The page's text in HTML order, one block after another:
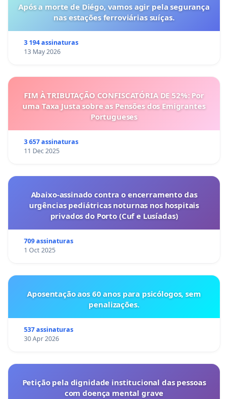
Após a morte de Diégo, vamos agir pela segurança
nas estações ferroviárias suíças.
3 194 assinaturas
13 May 2026
FIM À TRIBUTAÇÃO CONFISCATÓRIA DE 52%: Por
uma Taxa Justa sobre as Pensões dos Emigrantes
Portugueses
3 657 assinaturas
11 Dec 2025
Abaixo-assinado contra o encerramento das
urgências pediátricas noturnas nos hospitais
privados do Porto (Cuf e Lusíadas)
709 assinaturas
1 Oct 2025
Aposentação aos 60 anos para psicólogos, sem
penalizações.
537 assinaturas
30 Apr 2026
Petição pela dignidade institucional das pessoas
com doença mental grave